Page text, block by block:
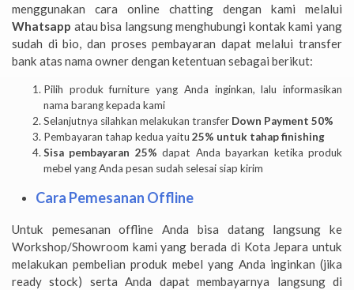
menggunakan cara online chatting dengan kami melalui
Whatsapp atau bisa langsung menghubungi kontak kami yang
sudah di bio, dan proses pembayaran dapat melalui transfer
bank atas nama owner dengan ketentuan sebagai berikut:
Pilih produk furniture yang Anda inginkan, lalu informasikan
nama barang kepada kami
Selanjutnya silahkan melakukan transfer Down Payment 50%
Pembayaran tahap kedua yaitu 25% untuk tahap finishing
Sisa pembayaran 25% dapat Anda bayarkan ketika produk
mebel yang Anda pesan sudah selesai siap kirim
Cara Pemesanan Offline
Untuk pemesanan offline Anda bisa datang langsung ke
Workshop/Showroom kami yang berada di Kota Jepara untuk
melakukan pembelian produk mebel yang Anda inginkan (jika
ready stock) serta Anda dapat membayarnya langsung di